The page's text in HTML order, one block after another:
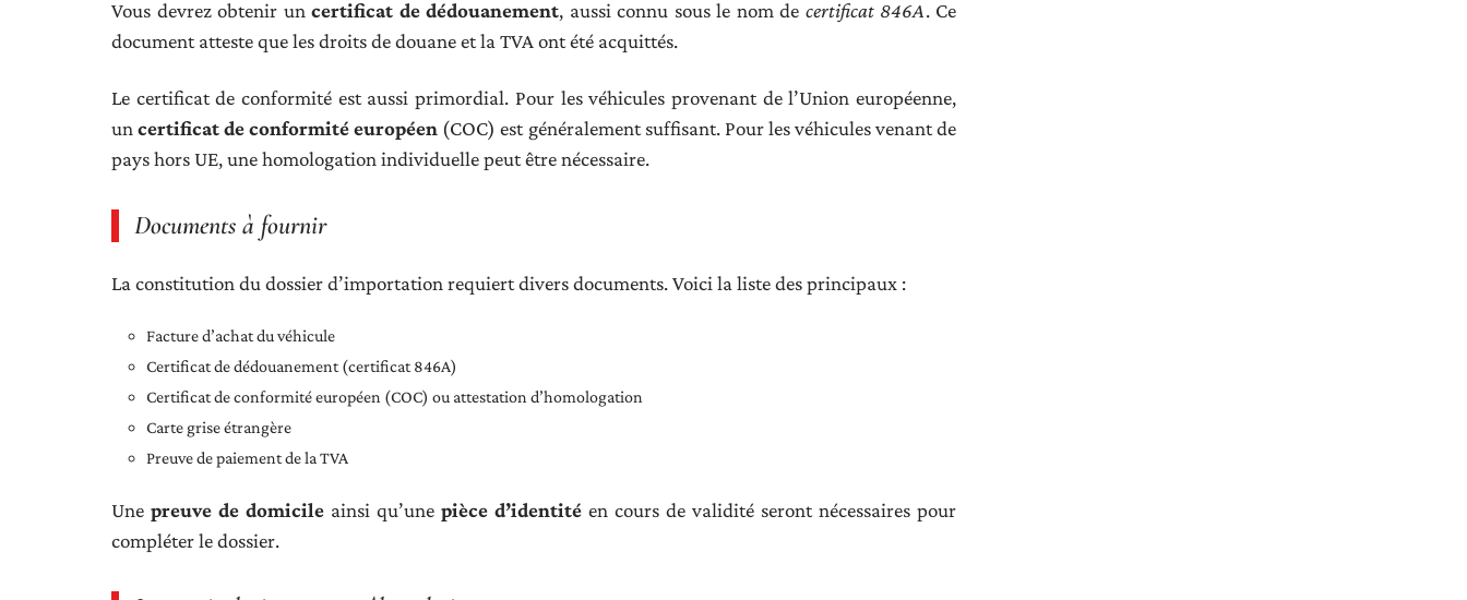
Vous devrez obtenir uncertificat de dédouanement, aussi connu sous le nom de certificat 846A. Ce
document atteste que les droits de douane et la TVA ont été acquittés.
Le certificat de conformité est aussi primordial. Pour les véhicules provenant de l’Union européenne,
uncertificat de conformité européen (COC) est généralement suffisant. Pour les véhicules venant de
pays hors UE, une homologation individuelle peut être nécessaire.
Documents à fournir
La constitution du dossier d’importation requiert divers documents. Voici la liste des principaux :
Facture d’achat du véhicule
Certificat de dédouanement (certificat 846A)
Certificat de conformité européen (COC) ou attestation d’homologation
Carte grise étrangère
Preuve de paiement de la TVA
Une preuve de domicile ainsi qu’une pièce d’identité en cours de validité seront nécessaires pour
compléter le dossier.